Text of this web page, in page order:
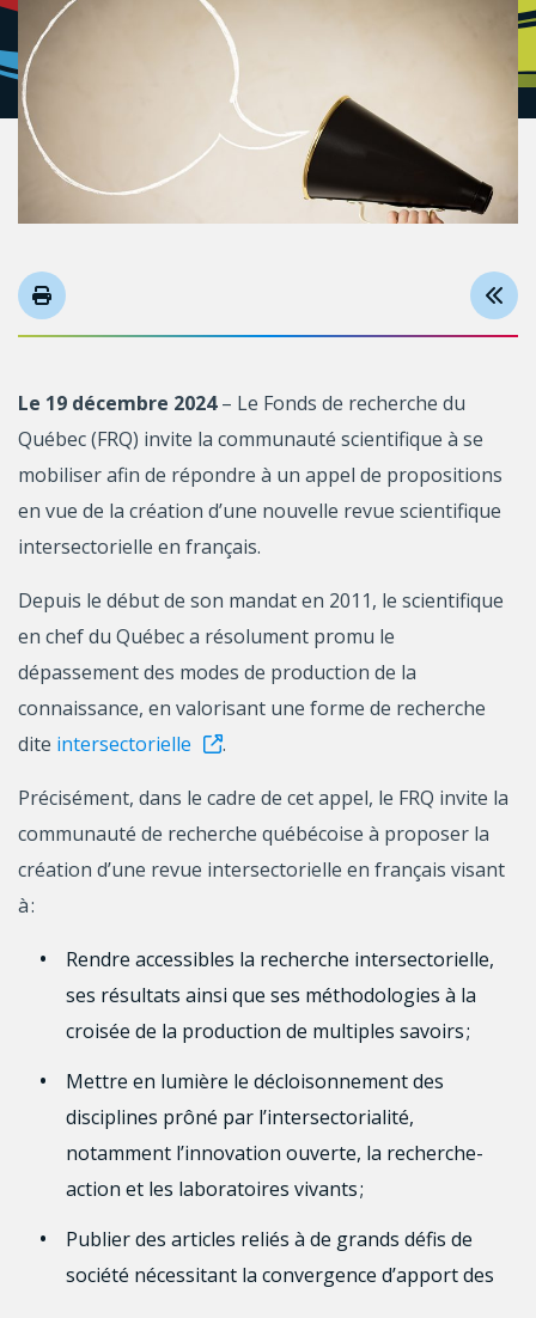
Le 19 décembre 2024– Le Fonds de recherche du
Québec (FRQ) invite la communauté scientifique à se
mobiliser afin de répondre à un appel de propositions
en vue de la création d’une nouvelle revue scientifique
intersectorielle en français.
Depuis le début de son mandat en 2011, le scientifique
en chef du Québec a résolument promu le
dépassement des modes de production de la
connaissance, en valorisant une forme de recherche
dite intersectorielle .
Précisément, dans le cadre de cet appel, le FRQ invite la
communauté de recherche québécoise à proposer la
création d’une revue intersectorielle en français visant
à :
Rendre accessibles la recherche intersectorielle,
ses résultats ainsi que ses méthodologies à la
croisée de la production de multiples savoirs ;
Mettre en lumière le décloisonnement des
disciplines prôné par l’intersectorialité,
notamment l’innovation ouverte, la recherche-
action et les laboratoires vivants ;
Publier des articles reliés à de grands défis de
société nécessitant la convergence d’apport des